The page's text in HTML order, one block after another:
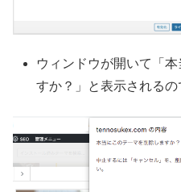
ウィンドウが開いて「
すか？」と表示されるの